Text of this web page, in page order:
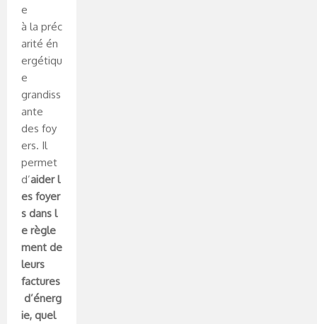
e
à la préc
arité én
ergétiqu
e
grandiss
ante
des foy
ers. Il
permet
d’aider l
es foyer
s dans l
e règle
ment de
leurs
factures
d’énerg
ie, quel